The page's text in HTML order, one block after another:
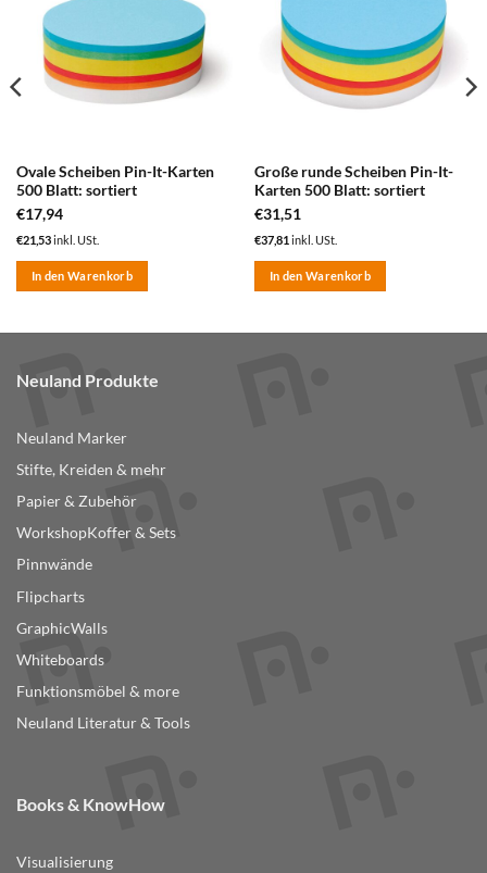
hinzufügen
Ovale Scheiben Pin-It-Karten
500 Blatt: sortiert
€17,94
€21,53inkl. USt.
In den Warenkorb
hinzufügen
Große runde Scheiben Pin-It-
Karten 500 Blatt: sortiert
€31,51
€37,81 inkl. USt.
In den Warenkorb
Neuland Produkte
Neuland Marker
Stifte, Kreiden & mehr
Papier & Zubehör
WorkshopKoffer & Sets
Pinnwände
Flipcharts
GraphicWalls
Whiteboards
Funktionsmöbel & more
Neuland Literatur & Tools
Books & KnowHow
Visualisierung